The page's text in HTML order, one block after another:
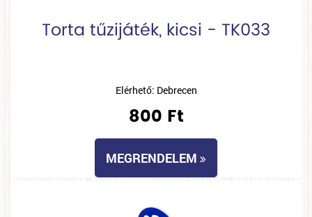
Torta tűzijáték, kicsi - TK033
Elérhető: Debrecen
800 Ft
MEGRENDELEM